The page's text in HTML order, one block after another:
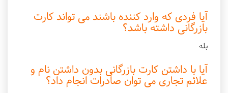
آیا فردی که وارد کننده باشند می تواند کارت
بازرگانی داشته باشد؟
بله
آیا با داشتن کارت بازرگانی بدون داشتن نام و
علائم تجاری می توان صادرات انجام داد؟